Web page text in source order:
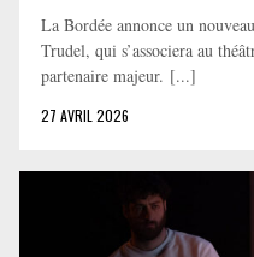
La Bordée annonce un
Trudel, qui s’associera au
partenaire majeur. [...]
27 AVRIL 2026